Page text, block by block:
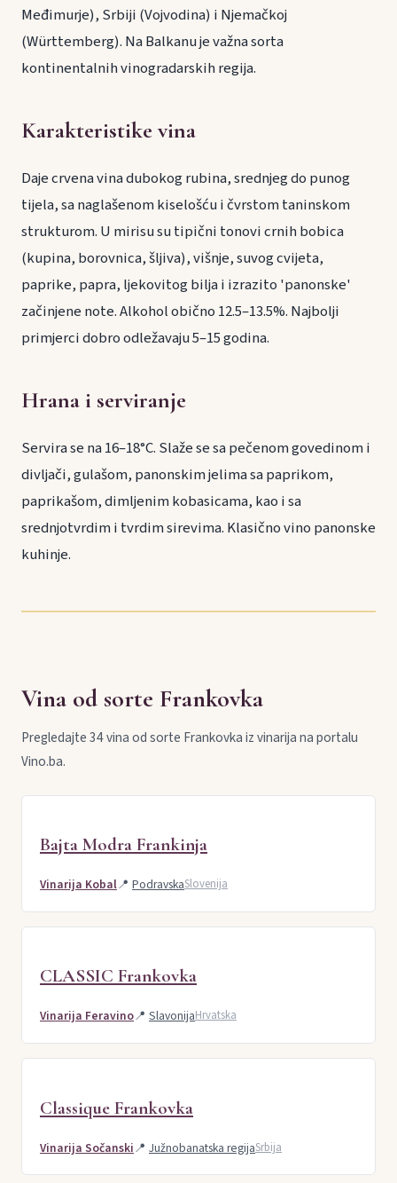
Međimurje), Srbiji (Vojvodina) i Njemačkoj
(Württemberg). Na Balkanu je važna sorta
kontinentalnih vinogradarskih regija.
Karakteristike vina
Daje crvena vina dubokog rubina, srednjeg do punog
tijela, sa naglašenom kiselošću i čvrstom taninskom
strukturom. U mirisu su tipični tonovi crnih bobica
(kupina, borovnica, šljiva), višnje, suvog cvijeta,
paprike, papra, ljekovitog bilja i izrazito 'panonske'
začinjene note. Alkohol obično 12.5–13.5%. Najbolji
primjerci dobro odležavaju 5–15 godina.
Hrana i serviranje
Servira se na 16–18°C. Slaže se sa pečenom govedinom i
divljači, gulašom, panonskim jelima sa paprikom,
paprikašom, dimljenim kobasicama, kao i sa
srednjotvrdim i tvrdim sirevima. Klasično vino panonske
kuhinje.
Vina od sorte Frankovka
Pregledajte 34 vina od sorte Frankovka iz vinarija na portalu
Vino.ba.
Bajta Modra Frankinja
Vinarija Kobal📍 PodravskaSlovenija
CLASSIC Frankovka
Vinarija Feravino📍 SlavonijaHrvatska
Classique Frankovka
Vinarija Sočanski📍 Južnobanatska regijaSrbija